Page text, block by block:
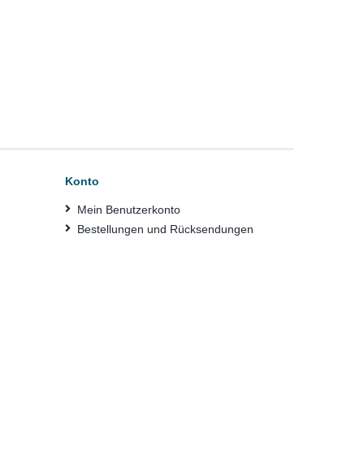
Konto
Mein Benutzerkonto
Bestellungen und Rücksendungen